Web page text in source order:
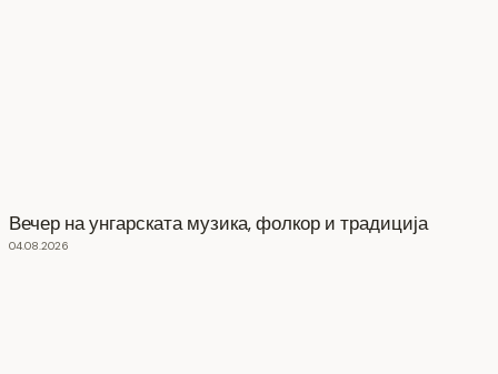
Вечер на унгарската музика, фолкор и традиција
04.08.2026